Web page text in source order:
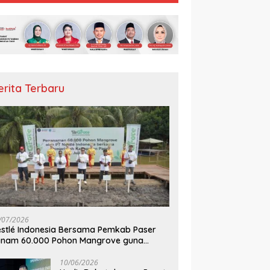
Terbaru
2026
Indonesia Bersama Pemkab Paser
60.000 Pohon Mangrove guna
10/06/2026